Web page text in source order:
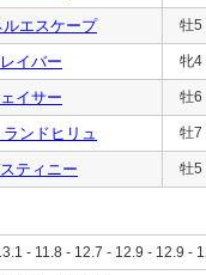
ルエスケープ 牡5
イバー 牝4
イサー 牡6
ンドヒリュ 牡7
ティニー 牡5
- 11.8 - 12.7 - 12.9 - 12.9 -